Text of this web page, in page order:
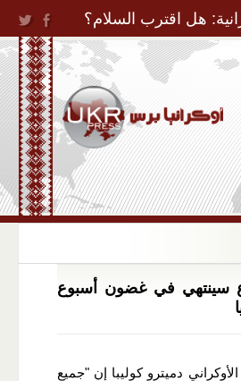
Jump to
هل اقترب السلام؟
سينتهي في غضون أسبوع
دميترو كوليبا إن "جميع